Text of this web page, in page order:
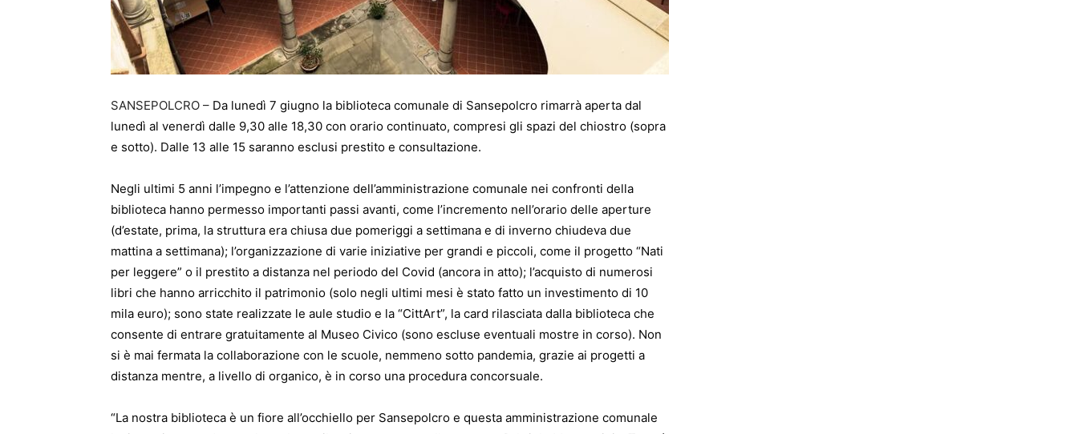
SANSEPOLCRO – Da lunedì 7 giugno la biblioteca comunale di Sansepolcro rimarrà aperta dal
lunedì al venerdì dalle 9,30 alle 18,30 con orario continuato, compresi gli spazi del chiostro (sopra
e sotto). Dalle 13 alle 15 saranno esclusi prestito e consultazione.
Negli ultimi 5 anni l’impegno e l’attenzione dell’amministrazione comunale nei confronti della
biblioteca hanno permesso importanti passi avanti, come l’incremento nell’orario delle aperture
(d’estate, prima, la struttura era chiusa due pomeriggi a settimana e di inverno chiudeva due
mattina a settimana); l’organizzazione di varie iniziative per grandi e piccoli, come il progetto “Nati
per leggere” o il prestito a distanza nel periodo del Covid (ancora in atto); l’acquisto di numerosi
libri che hanno arricchito il patrimonio (solo negli ultimi mesi è stato fatto un investimento di 10
mila euro); sono state realizzate le aule studio e la “CittArt”, la card rilasciata dalla biblioteca che
consente di entrare gratuitamente al Museo Civico (sono escluse eventuali mostre in corso). Non
si è mai fermata la collaborazione con le scuole, nemmeno sotto pandemia, grazie ai progetti a
distanza mentre, a livello di organico, è in corso una procedura concorsuale.
“La nostra biblioteca è un fiore all’occhiello per Sansepolcro e questa amministrazione comunale